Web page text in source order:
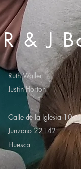
R & J
Ruth Waller
Justin Horton
Calle de la Iglesia 10
Junzano 22142
Huesca